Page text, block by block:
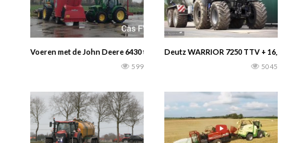
Voeren met de John Deere 6430 trekker met de John Deere 623R voorlader
599
Deutz WARRIOR 7250 TTV + 16,5m³
5045